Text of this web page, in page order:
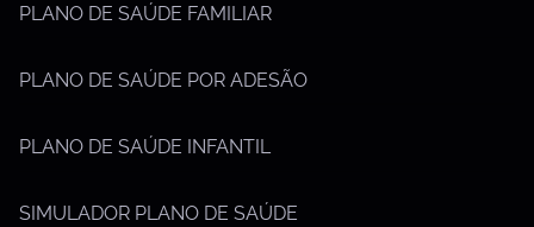
PLANO DE SAÚDE FAMILIAR
PLANO DE SAÚDE POR ADESÃO
PLANO DE SAÚDE INFANTIL
SIMULADOR PLANO DE SAÚDE